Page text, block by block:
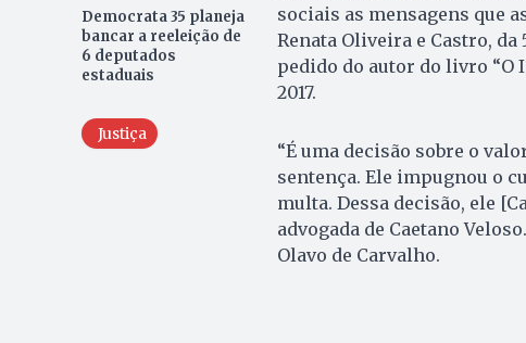
Democrata 35 planeja
bancar a reeleição de
6 deputados
estaduais
Justiça
sociais as mensagens que
Renata Oliveira e Castro, da
pedido do autor do livro “O
2017.
“É uma decisão sobre o
sentença. Ele impugnou o
multa. Dessa decisão, ele
advogada de Caetano
Olavo de Carvalho.